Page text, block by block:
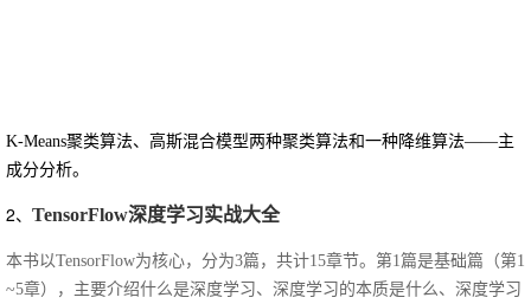
K-Means聚类算法、高斯混合模型两种聚类算法和一种降维算法——主
成分分析。
2、 TensorFlow深度学习实战大全
本书以TensorFlow为核心，分为3篇，共计15章节。第1篇是基础篇（第1
~5章），主要介绍什么是深度学习、深度学习的本质是什么、深度学习